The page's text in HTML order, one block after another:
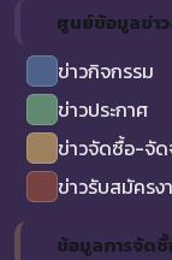
ศูนย์ข้อมูลข่าว
ข่าวกิจกรรม
ข่าวประกาศ
ข่าวจัดซื้อ-จัด
ข่าวรับสมัครง
ข้อมูลการจัดซื้